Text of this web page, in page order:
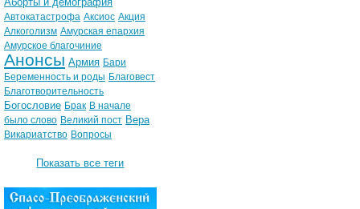
Автокатастрофа Аксиос Акция
Алкоголизм Амурская епархия
Амурское благочиние
Анонсы Армия Бари
Беременность и роды Благовест
Благотворительность
Богословие Брак В начале
было слово Великий пост Вера
Викариатство Вопросы
Показать все теги